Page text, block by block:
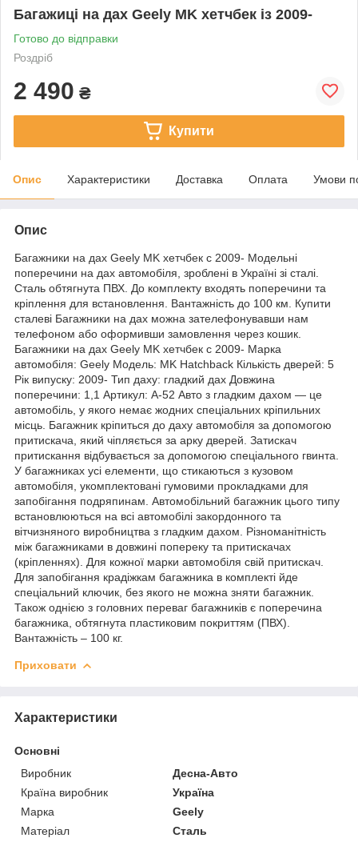
Багажиці на дах Geely MK хетчбек із 2009-
Готово до відправки
Роздріб
2 490 ₴
Купити
Опис Характеристики Доставка Оплата Умови
Опис
Багажники на дах Geely MK хетчбек с 2009- Модельні
поперечини на дах автомобіля, зроблені в Україні зі сталі.
Сталь обтягнута ПВХ. До комплекту входять поперечини та
кріплення для встановлення. Вантажність до 100 км. Купити
сталеві Багажники на дах можна зателефонувавши нам
телефоном або оформивши замовлення через кошик.
Багажники на дах Geely MK хетчбек с 2009- Марка
автомобіля: Geely Модель: MK Hatchback Кількість дверей: 5
Рік випуску: 2009- Тип даху: гладкий дах Довжина
поперечини: 1,1 Артикул: А-52 Авто з гладким дахом — це
автомобіль, у якого немає жодних спеціальних кріпильних
місць. Багажник кріпиться до даху автомобіля за допомогою
притискача, який чіпляється за арку дверей. Затискач
притискання відбувається за допомогою спеціального гвинта.
У багажниках усі елементи, що стикаються з кузовом
автомобіля, укомплектовані гумовими прокладками для
запобігання подряпинам. Автомобільний багажник цього типу
встановлюються на всі автомобілі закордонного та
вітчизняного виробництва з гладким дахом. Різноманітність
між багажниками в довжині попереку та притискачах
(кріпленнях). Для кожної марки автомобіля свій притискач.
Для запобігання крадіжкам багажника в комплекті йде
спеціальний ключик, без якого не можна зняти багажник.
Також однією з головних переваг багажників є поперечина
багажника, обтягнута пластиковим покриттям (ПВХ).
Вантажність – 100 кг.
Приховати
Характеристики
Основні
Виробник
Десна-Авто
Країна виробник
Україна
Марка
Geely
Матеріал
Сталь